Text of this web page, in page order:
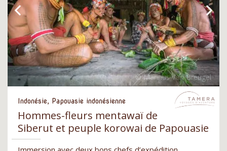
Indonésie, Papouasie indonésienne
Hommes-fleurs mentawaï de
Siberut et peuple korowai de Papouasie